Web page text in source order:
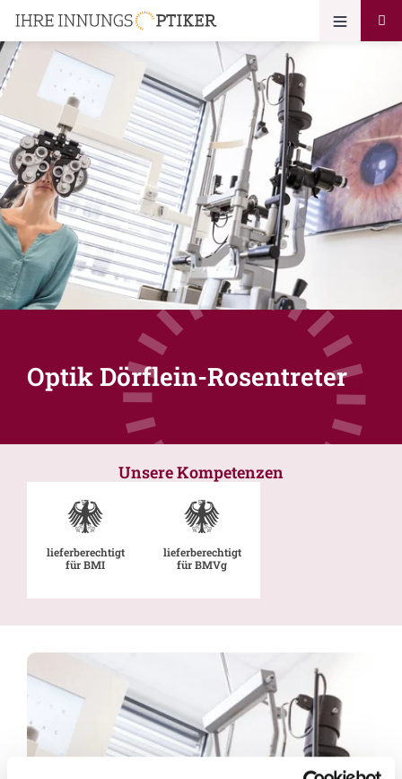
Optik Dörflein-Rosentreter
Unsere Kompetenzen
lieferberechtigt
für BMI
lieferberechtigt
für BMVg